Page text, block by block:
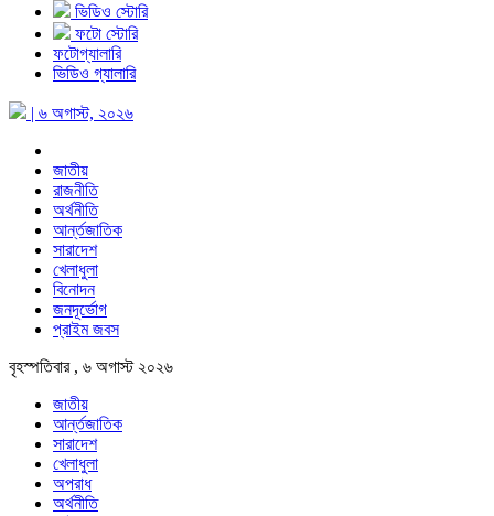
ভিডিও স্টোরি
ফটো স্টোরি
ফটোগ্যালারি
ভিডিও গ্যালারি
| ৬ অগাস্ট, ২০২৬
জাতীয়
রাজনীতি
অর্থনীতি
আর্ন্তজাতিক
সারাদেশ
খেলাধুলা
বিনোদন
জনদূর্ভোগ
প্রাইম জবস
বৃহস্পতিবার , ৬ অগাস্ট ২০২৬
জাতীয়
আর্ন্তজাতিক
সারাদেশ
খেলাধুলা
অপরাধ
অর্থনীতি